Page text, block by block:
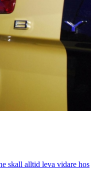
skall alltid leva vidare hos